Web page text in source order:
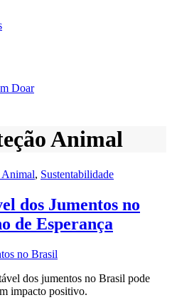
Animal
Animal, Sustentabilidade
dos Jumentos no
de Esperança
dos jumentos no Brasil pode
impacto positivo.